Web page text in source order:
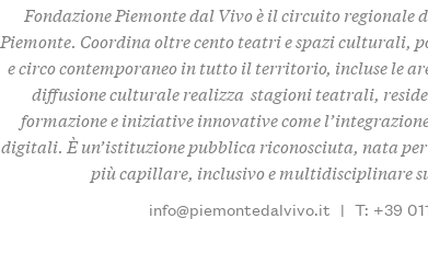
Fondazione Piemonte dal Vivo è il circuito regionale
Piemonte. Coordina oltre cento teatri e spazi culturali,
e circo contemporaneoin tutto il territorio, incluse le
diffusione culturale realizzastagioni teatrali,
formazione e iniziative innovative come
digitali. È un’istituzione pubblica riconosciuta, nata per
più capillare, inclusivo e multidisciplinare
info@piemontedalvivo.it | T: +39